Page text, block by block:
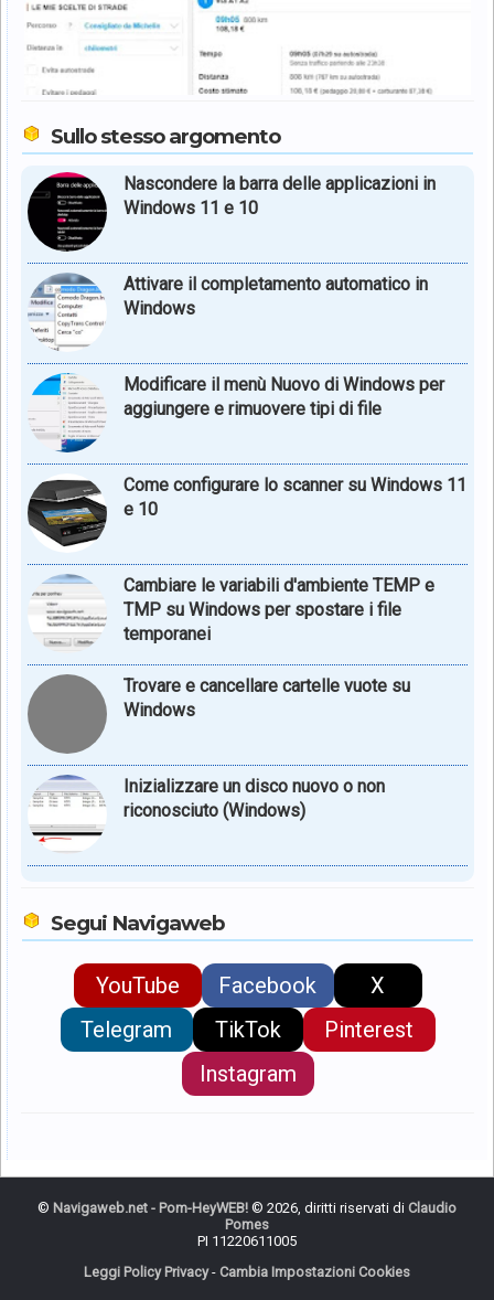
Sullo stesso argomento
Nascondere la barra delle applicazioni in
Windows 11 e 10
Attivare il completamento automatico in
Windows
Modificare il menù Nuovo di Windows per
aggiungere e rimuovere tipi di file
Come configurare lo scanner su Windows 11
e 10
Cambiare le variabili d'ambiente TEMP e
TMP su Windows per spostare i file
temporanei
Trovare e cancellare cartelle vuote su
Windows
Inizializzare un disco nuovo o non
riconosciuto (Windows)
Segui Navigaweb
YouTube Facebook
X
Telegram
TikTok
Pinterest
Instagram
© Navigaweb.net - Pom-HeyWEB! © 2026, diritti riservati di Claudio
Pomes
PI 11220611005
Leggi Policy Privacy- Cambia Impostazioni Cookies